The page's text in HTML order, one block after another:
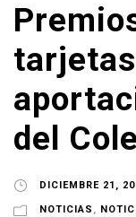
del
DICIEMBRE 21,
NOTICIAS ,